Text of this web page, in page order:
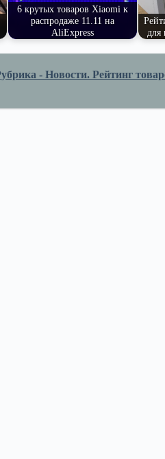
6 крутых товаров Xiaomi к
распродаже 11.11 на
AliExpress
для
- Новости. Рейтинг